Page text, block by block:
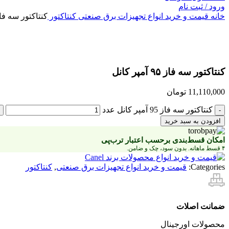
ورود / ثبت نام
خانه قیمت و خرید انواع تجهیزات برق صنعتی کنتاکتور کنتاکتور سه فاز 95 آمپر
کنتاکتور سه فاز ۹۵ آمپر کانل
11,110,000 تومان
کنتاکتور سه فاز 95 آمپر کانل عدد
افزودن به سبد خرید
امکان قسط‌بندی برحسب اعتبار ترب‌پی
۴ قسط ماهانه. بدون سود، چک و ضامن.
Categories: قیمت و خرید انواع تجهیزات برق صنعتی, کنتاکتور
ضمانت اصلات
محصولات اورجینال